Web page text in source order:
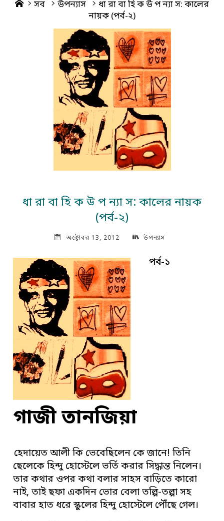
Home
সব উপন্যাস
ধা রা বা হি ক উ প ন্যা স: কালের
নায়ক (পর্ব-২)
ধা রা বা হি ক উ প ন্যা স: কালের নায়ক
(পর্ব-২)
অক্টোবর 13, 2012 উপন্যাস
পর্ব-১
গাজী তানজিয়া
হেদায়েত আলী কি ভেবেছিলেন কে জানে! তিনি
ছেলেকে হিন্দু হোস্টেলে ভর্তি করার সিদ্ধান্ত নিলেন।
তার কথার ওপর কথা বলার সাহস বাড়িতে কারো
নাই, তাই ছফা একদিন ভোর বেলা তল্পি-তল্পা সহ
বাবার হাত ধরে স্কুলের হিন্দু হোস্টেলে পৌঁছে গেল।